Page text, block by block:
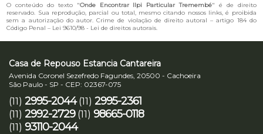
O conteúdo do texto "Onde Encontrar Ilpi Particular Tremembé" é de direito
reservado. Sua reprodução, parcial ou total, mesmo citando nossos links, é proibida
sem a autorização do autor. Crime de violação de direito autoral – artigo 184 do
Código Penal – Lei 9610/98 - Lei de direitos autorais.
Casa de Repouso Estancia Cantareira
Avenida Coronel Sezefredo Fagundes, 20500 - Cachoeira
São Paulo - SP - CEP: 02367-075
(11) 2995-2044 (11) 2995-2361
(11) 2992-2729 (11) 98665-0118
(11) 93110-2044